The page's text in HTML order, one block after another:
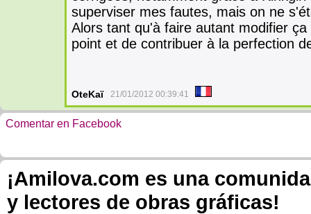
superviser mes fautes, mais on ne
Alors tant qu'à faire autant modifier
point et de contribuer à la perfection
OteKaï 21/01/2012 00:39:41
Comentar en Facebook
¡Amilova.com es una
y lectores de obras gráficas!